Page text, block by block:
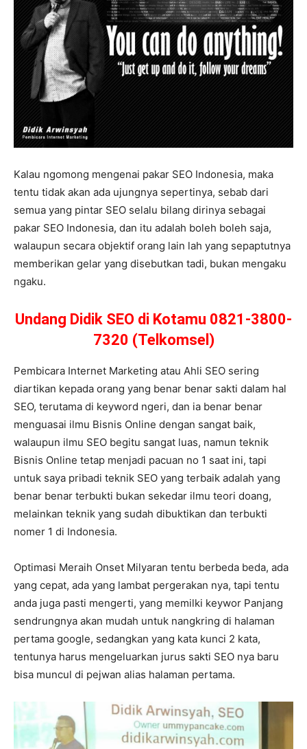
Kalau ngomong mengenai pakar SEO Indonesia, maka
tentu tidak akan ada ujungnya sepertinya, sebab dari
semua yang pintar SEO selalu bilang dirinya sebagai
pakar SEO Indonesia, dan itu adalah boleh boleh saja,
walaupun secara objektif orang lain lah yang sepaptutnya
memberikan gelar yang disebutkan tadi, bukan mengaku
ngaku.
Undang Didik SEO di Kotamu 0821-3800-
7320 (Telkomsel)
Pembicara Internet Marketing atau Ahli SEO sering
diartikan kepada orang yang benar benar sakti dalam hal
SEO, terutama di keyword ngeri, dan ia benar benar
menguasai ilmu Bisnis Online dengan sangat baik,
walaupun ilmu SEO begitu sangat luas, namun teknik
Bisnis Online tetap menjadi pacuan no 1 saat ini, tapi
untuk saya pribadi teknik SEO yang terbaik adalah yang
benar benar terbukti bukan sekedar ilmu teori doang,
melainkan teknik yang sudah dibuktikan dan terbukti
nomer 1 di Indonesia.
Optimasi Meraih Onset Milyaran tentu berbeda beda, ada
yang cepat, ada yang lambat pergerakan nya, tapi tentu
anda juga pasti mengerti, yang memilki keywor Panjang
sendrungnya akan mudah untuk nangkring di halaman
pertama google, sedangkan yang kata kunci 2 kata,
tentunya harus mengeluarkan jurus sakti SEO nya baru
bisa muncul di pejwan alias halaman pertama.